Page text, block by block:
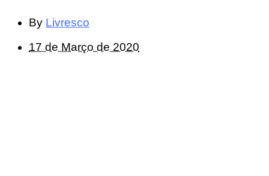
By Livresco
17 de Março de 2020